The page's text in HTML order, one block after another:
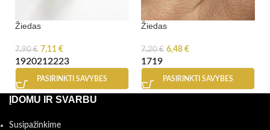
Žiedas
7,90€ 7,11 €
1920212223
PASIRINKTI SAVYBES
Žiedas
7,20€ 6,48 €
1719
PASIRINKTI SAVYBES
ĮDOMU IR SVARBU
Susipažinkime